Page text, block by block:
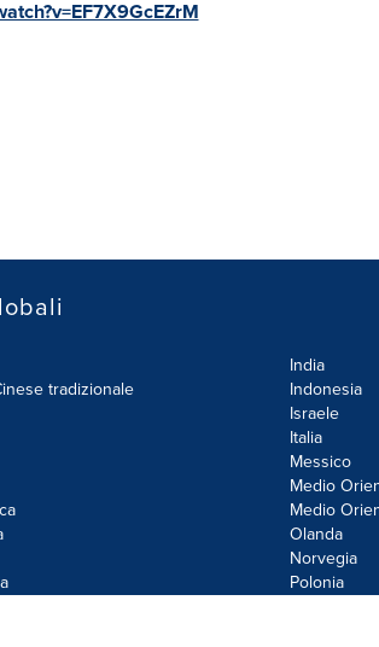
tradizionale
India
Indonesia
Israele
Italia
Messico
Medio
Medio
Olanda
Norvegia
Polonia